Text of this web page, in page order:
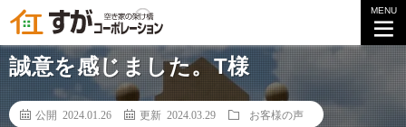
MENU
【お客様の声】
誠意を感じました。T様
公開 2024.01.26 更新 2024.03.29 お客様の声